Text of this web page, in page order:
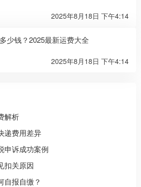
2025年8月18日 下午4:14
少钱？2025最新运费大全
2025年8月18日 下午4:14
解析
递费用差异
申诉成功案例
扣关原因
自报自缴？